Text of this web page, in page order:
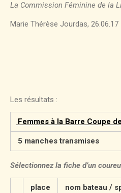
La Commission Féminine de la
Marie Thérèse Jourdas, 26.06.17
Les résultats :
Femmes à la Barre Coupe
5 manches transmises
Sélectionnez la fiche d’un
place nom bateau /